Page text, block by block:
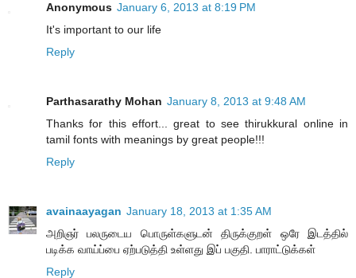
Anonymous January 6, 2013 at 8:19 PM
It's important to our life
Reply
Parthasarathy Mohan January 8, 2013 at 9:48 AM
Thanks for this effort... great to see thirukkural online in
tamil fonts with meanings by great people!!!
Reply
avainaayagan January 18, 2013 at 1:35 AM
அறிஞர் பலருடைய பொருள்களுடன் திருக்குறள் ஒரே இடத்தில்
படிக்க வாய்ப்பை ஏற்படுத்தி உள்ளது இப் பகுதி. பாராட்டுக்கள்
Reply